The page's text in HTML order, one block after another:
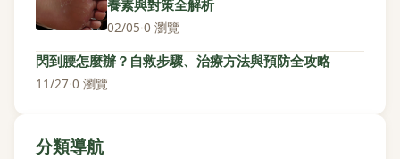
養素與對策全解析
02/05·0 瀏覽
閃到腰怎麼辦？自救步驟、治療方法與預防全攻略
11/27·0 瀏覽
分類導航